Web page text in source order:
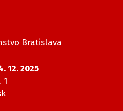
Bratislava
12. 2025
1